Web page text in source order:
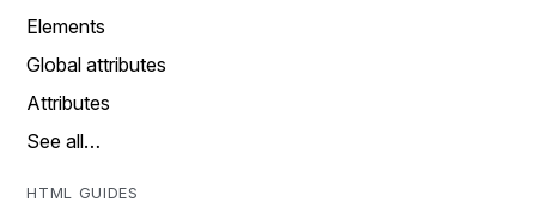
Elements
Global attributes
Attributes
See all…
HTML GUIDES